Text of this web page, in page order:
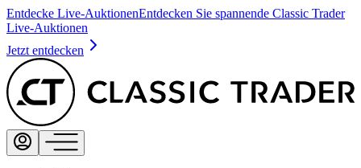
Entdecke Live-AuktionenEntdecken Sie spannende Classic Trader
Live-Auktionen
Jetzt entdecken